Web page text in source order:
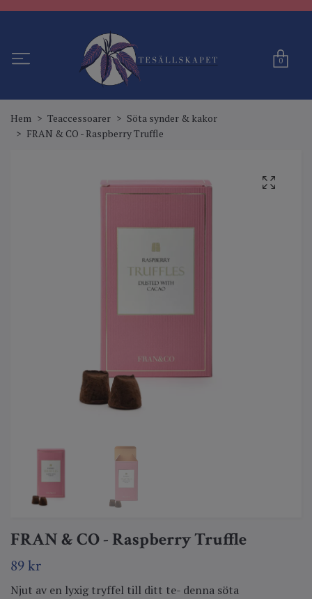
0
Hem Teaccessoarer
Söta synder & kakor
FRAN & CO - Raspberry Truffle
FRAN & CO - Raspberry Truffle
89 kr
Njut av en lyxig tryffel till ditt te- denna söta